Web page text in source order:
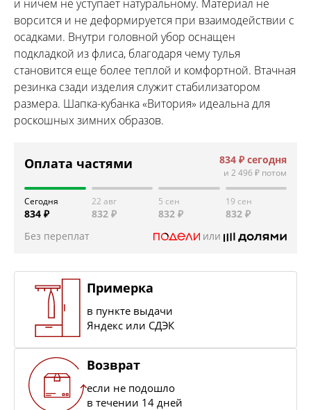
и ничем не уступает натуральному. Материал не
ворсится и не деформируется при взаимодействии с
осадками. Внутри головной убор оснащен
подкладкой из флиса, благодаря чему тулья
становится еще более теплой и комфортной. Втачная
резинка сзади изделия служит стабилизатором
размера. Шапка-кубанка «Витория» идеальна для
роскошных зимних образов.
Оплата частями 834 ₽ сегодня
и 2 496 ₽ потом
Сегодня
834 ₽
22 авг
832 ₽
5 сен
832 ₽
19 сен
832 ₽
Без переплат
или
Примерка
в пункте выдачи
Яндекс или СДЭК
Возврат
если не подошло
в течении 14 дней